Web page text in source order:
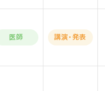
医師 講演・発表